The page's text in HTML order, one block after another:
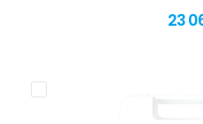
23